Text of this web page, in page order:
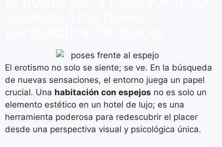
El erotismo no solo se siente; se ve. En la búsqueda
de nuevas sensaciones, el entorno juega un papel
crucial. Una habitación con espejos no es solo un
elemento estético en un hotel de lujo; es una
herramienta poderosa para redescubrir el placer
desde una perspectiva visual y psicológica única.